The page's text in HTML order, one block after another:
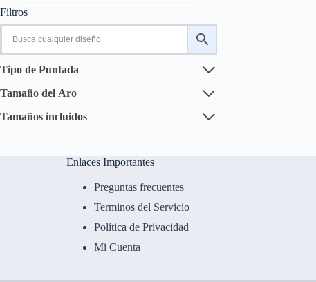
Filtros
Tipo de Puntada
Tamaño del Aro
Tamaños incluidos
Enlaces Importantes
Preguntas frecuentes
Terminos del Servicio
Política de Privacidad
Mi Cuenta